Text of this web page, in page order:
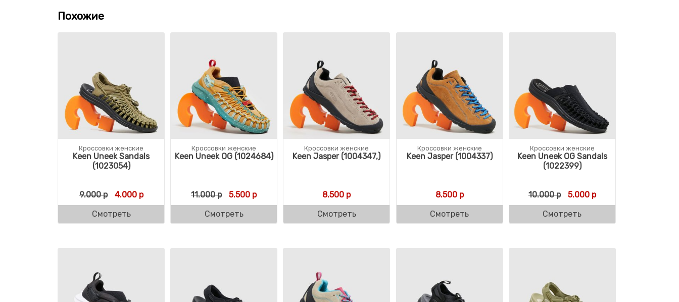
Похожие
Кроссовки женские
Keen Uneek Sandals
(1023054)
9.000р Первоначальная цена составляла 9.000 р.
4.000рТекущая цена: 4.000 р.
Смотреть
Кроссовки женские
Keen Uneek OG (1024684)
11.000р Первоначальная цена составляла 11.000 р.
5.500 рТекущая цена: 5.500 р.
Смотреть
Кроссовки женские
Keen Jasper (1004347,)
8.500 р
Смотреть
Кроссовки женские
Keen Jasper (1004337)
8.500р
Смотреть
Кроссовки женские
Keen Uneek OG Sandals
(1022399)
10.000р Первоначальная цена
5.000рТекущая цена: 5.000
Смотреть